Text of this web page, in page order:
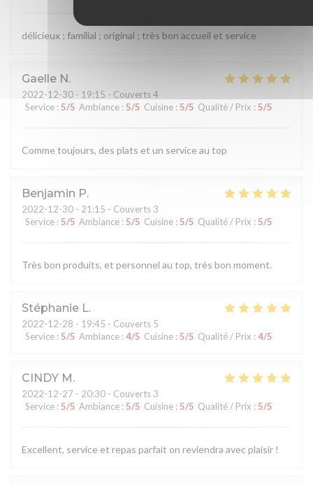
délicieux ; familial ; original ; très bon accueil et service
Gaelle N
2022-12-30 - 19:15 - Couverts 4
Service : 5/5 Ambiance : 5/5 Cuisine : 5/5 Qualité / Prix : 5/5
Comme toujours, des plats et un service au top
Benjamin P
2022-12-30 - 21:15 - Couverts 3
Service : 5/5 Ambiance : 5/5 Cuisine : 5/5 Qualité / Prix : 5/5
Très bon produits, et personnel au top, très bon moment.
Stéphanie L
2022-12-28 - 19:45 - Couverts 5
Service : 5/5 Ambiance : 4/5 Cuisine : 5/5 Qualité / Prix : 4/5
CINDY M
2022-12-27 - 20:30 - Couverts 3
Service : 5/5 Ambiance : 5/5 Cuisine : 5/5 Qualité / Prix : 5/5
Excellent, service et repas parfait on reviendra avec plaisir !